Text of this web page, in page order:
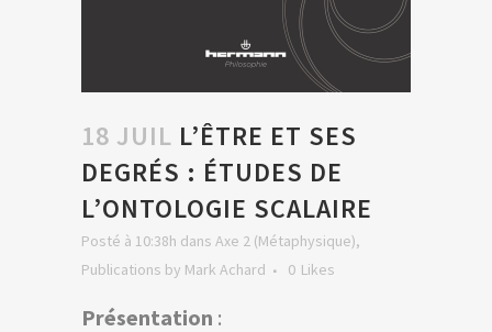
18 JUIL L’ÊTRE ET SES
DEGRÉS : ÉTUDES DE
L’ONTOLOGIE SCALAIRE
Posté à 10:38h dans Axe 2 (Métaphysique),
Publications by Mark Achard 0 Likes
Présentation :